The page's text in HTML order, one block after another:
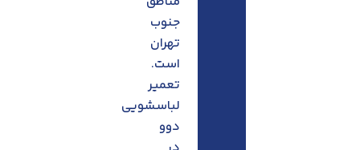
جنوب
تهران
است.
تعمیر
لباسشویی
دوو